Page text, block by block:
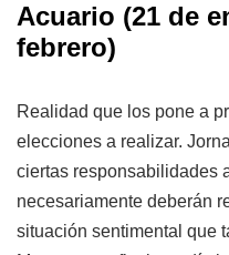
Acuario (21 de
febrero)
Realidad que los pone a
elecciones a realizar.
ciertas responsabilidades
necesariamente deberán
situación sentimental que